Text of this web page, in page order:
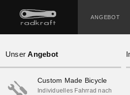
ANGEBOT
UnserAngebot
Custom Made Bicycle
Individuelles Fahrrad nach